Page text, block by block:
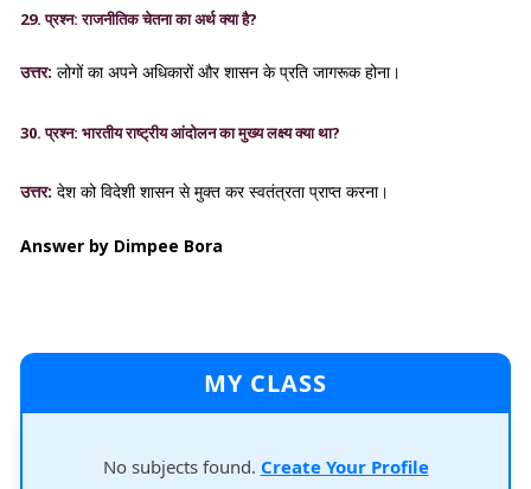
29. प्रश्न: राजनीतिक चेतना का अर्थ क्या है?
उत्तर: लोगों का अपने अधिकारों और शासन के प्रति जागरूक होना।
30. प्रश्न: भारतीय राष्ट्रीय आंदोलन का मुख्य लक्ष्य क्या था?
उत्तर: देश को विदेशी शासन से मुक्त कर स्वतंत्रता प्राप्त करना।
Answer by Dimpee Bora
MY CLASS
No subjects found. Create Your Profile